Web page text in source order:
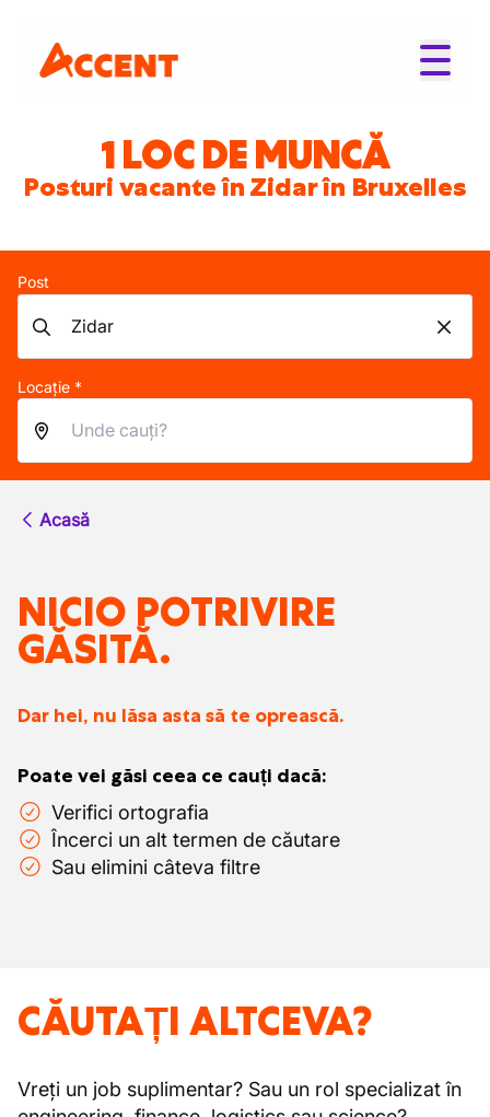
1 LOC DE MUNCĂ
Posturi vacante în Zidar în Bruxelles
Post
Locație *
Acasă
NICIO POTRIVIRE
GĂSITĂ.
Dar hei, nu lăsa asta să te oprească.
Poate vei găsi ceea ce cauți dacă:
Verifici ortografia
Încerci un alt termen de căutare
Sau elimini câteva filtre
CĂUTAȚI ALTCEVA?
Vreți un job suplimentar? Sau un rol specializat în